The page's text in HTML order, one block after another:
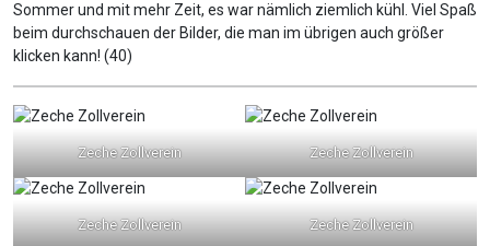
Sommer und mit mehr Zeit, es war nämlich ziemlich kühl. Viel Spaß
beim durchschauen der Bilder, die man im übrigen auch größer
klicken kann! (40)
Zeche Zollverein Zeche Zollverein
Zeche Zollverein Zeche Zollverein